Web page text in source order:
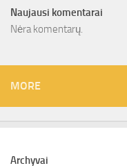
Naujausi komentarai
Nėra komentarų.
MORE
Archyvai